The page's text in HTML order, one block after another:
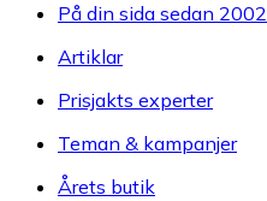
På din sida sedan 2002
Artiklar
Prisjakts experter
Teman & kampanjer
Årets butik